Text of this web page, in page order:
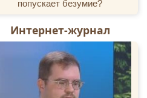
попускает безумие?
Интернет-журнал